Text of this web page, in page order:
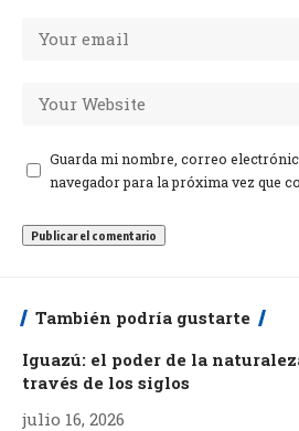
Guarda mi nombre, correo
navegador para la próxima vez que
También podría gustarte
Iguazú: el poder de la
través de los siglos
julio 16, 2026